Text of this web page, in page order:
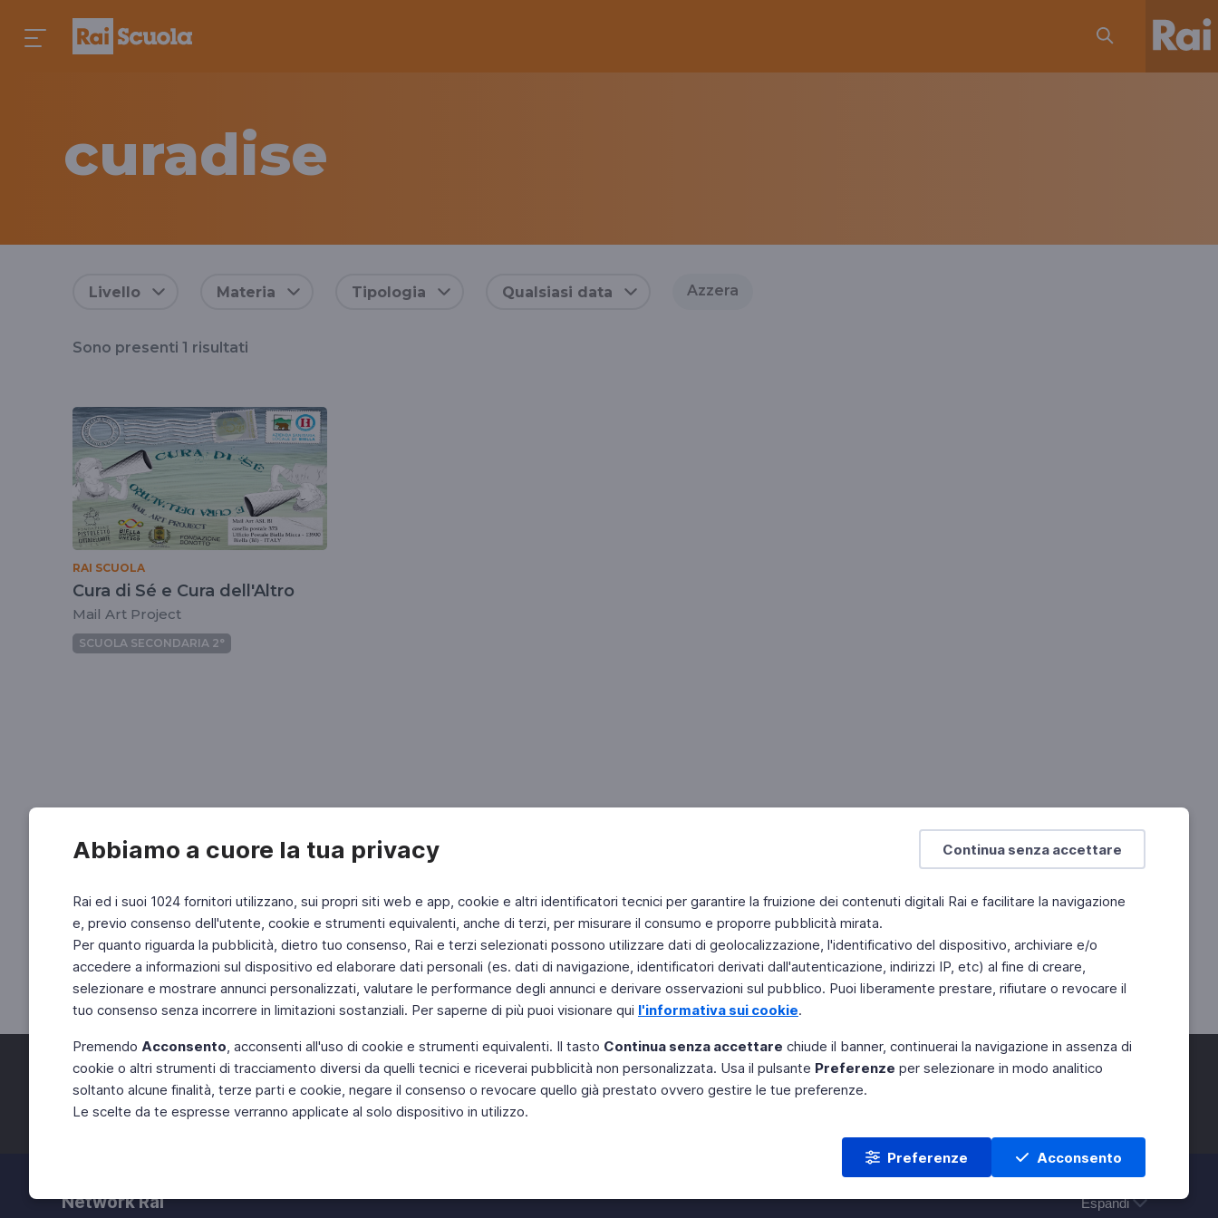
Continua senza accettare
Abbiamo a cuore la tua privacy
Rai ed i suoi 1024 fornitori utilizzano, sui propri siti web e app, cookie e altri identificatori tecnici per garantire la fruizione dei contenuti digitali Rai e facilitare la navigazione
e, previo consenso dell'utente, cookie e strumenti equivalenti, anche di terzi, per misurare il consumo e proporre pubblicità mirata.
Per quanto riguarda la pubblicità, dietro tuo consenso, Rai e terzi selezionati possono utilizzare dati di geolocalizzazione, l'identificativo del dispositivo, archiviare e/o
accedere a informazioni sul dispositivo ed elaborare dati personali (es. dati di navigazione, identificatori derivati dall'autenticazione, indirizzi IP, etc) al fine di creare,
selezionare e mostrare annunci personalizzati, valutare le performance degli annunci e derivare osservazioni sul pubblico. Puoi liberamente prestare, rifiutare o revocare il
tuo consenso senza incorrere in limitazioni sostanziali. Per saperne di più puoi visionare qui l'informativa sui cookie.
Premendo Acconsento, acconsenti all'uso di cookie e strumenti equivalenti. Il tasto Continua senza accettare chiude il banner, continuerai la navigazione in assenza di
cookie o altri strumenti di tracciamento diversi da quelli tecnici e riceverai pubblicità non personalizzata. Usa il pulsante Preferenze per selezionare in modo analitico
soltanto alcune finalità, terze parti e cookie, negare il consenso o revocare quello già prestato ovvero gestire le tue preferenze.
Le scelte da te espresse verranno applicate al solo dispositivo in utilizzo.
Preferenze Acconsento
curadise
tag
curadise
Livello Materia Tipologia Qualsiasi data Azzera
Sono presenti 1 risultati
RAI SCUOLA
Cura di Sé e Cura dell'Altro
Mail Art Project
SCUOLA SECONDARIA 2°
Facebook Twitter Instagram